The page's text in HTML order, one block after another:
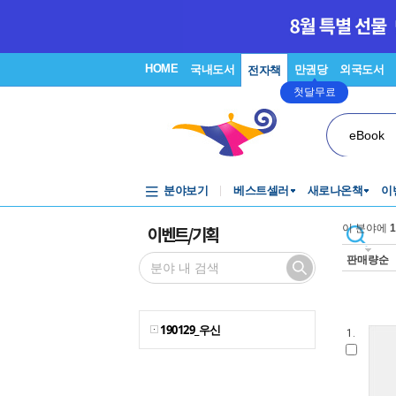
HOME 국내도서 전자책 만권당
첫달무료
외국도서
eBook
분야보기 베스트셀러 새로나온책 이
이벤트/기획
190129_우신
이 분야에
판매량순
1.